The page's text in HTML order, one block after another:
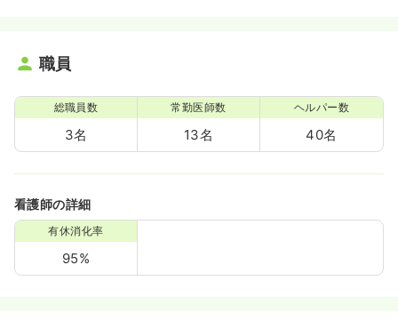
職員
総職員数
3名
常勤医師数
13名
ヘルパー数
40名
看護師の詳細
有休消化率
95%